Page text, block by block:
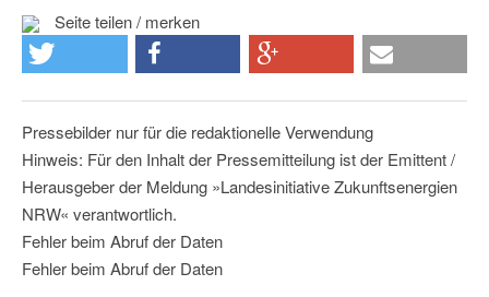
Seite teilen / merken
Pressebilder nur für die redaktionelle Verwendung
Hinweis: Für den Inhalt der Pressemitteilung ist der Emittent /
Herausgeber der Meldung »Landesinitiative Zukunftsenergien
NRW« verantwortlich.
Fehler beim Abruf der Daten
Fehler beim Abruf der Daten